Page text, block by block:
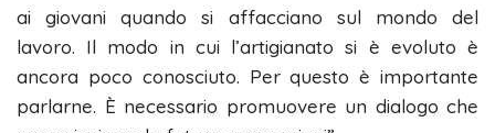
ai giovani quando si affacciano sul mondo del
lavoro. Il modo in cui l’artigianato si è evoluto è
ancora poco conosciuto. Per questo è importante
parlarne. È necessario promuovere un dialogo che